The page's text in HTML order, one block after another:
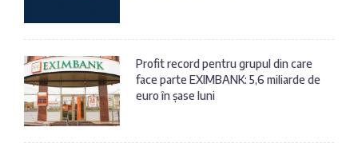
Profit record pentru grupul din care
face parte EXIMBANK: 5,6 miliarde de
euro în șase luni